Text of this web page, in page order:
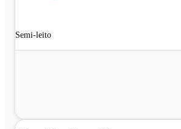
Semi-leito